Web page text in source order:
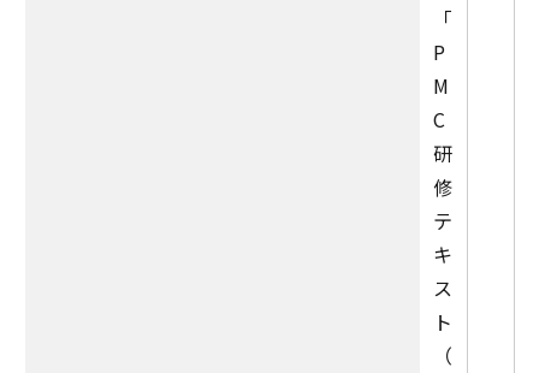
「
P
M
C
研
修
テ
キ
ス
ト
（